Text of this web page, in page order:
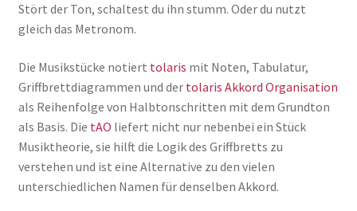
Stört der Ton, schaltest du ihn stumm. Oder du nutzt
gleich das Metronom.
Die Musikstücke notiert tolaris mit Noten, Tabulatur,
Griffbrettdiagrammen und der tolaris Akkord Organisation
als Reihenfolge von Halbtonschritten mit dem Grundton
als Basis. Die tAO liefert nicht nur nebenbei ein Stück
Musiktheorie, sie hilft die Logik des Griffbretts zu
verstehen und ist eine Alternative zu den vielen
unterschiedlichen Namen für denselben Akkord.